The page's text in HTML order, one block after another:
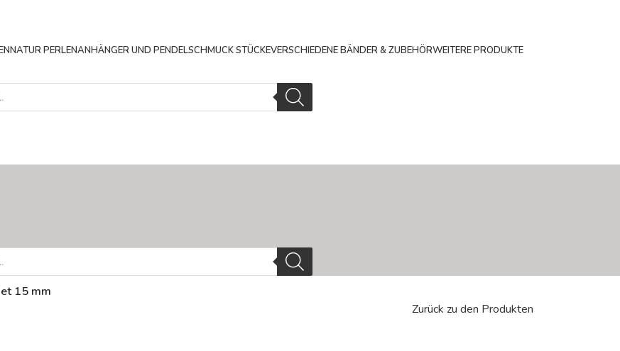
NATUR PERLENANHÄNGER UND PENDELSCHMUCK STÜCKEVERSCHIEDENE BÄNDER & ZUBEHÖRWEITERE PRODUKTE
15 mm
Zurück zu den Produkten